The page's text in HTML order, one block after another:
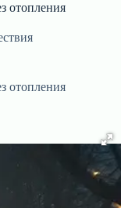
отопления
отопления